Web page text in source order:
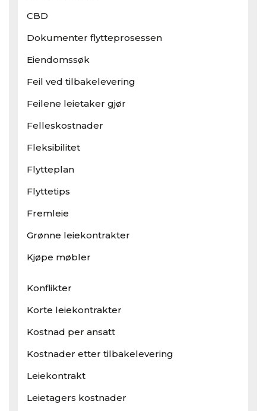
CBD
Dokumenter flytteprosessen
Eiendomssøk
Feil ved tilbakelevering
Feilene leietaker gjør
Felleskostnader
Fleksibilitet
Flytteplan
Flyttetips
Fremleie
Grønne leiekontrakter
Kjøpe møbler
Konflikter
Korte leiekontrakter
Kostnad per ansatt
Kostnader etter tilbakelevering
Leiekontrakt
Leietagers kostnader